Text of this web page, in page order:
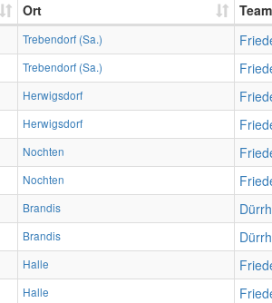
Ort Team
Trebendorf (Sa.)
Trebendorf (Sa.)
Herwigsdorf
Herwigsdorf
Nochten
Nochten
Brandis
Brandis
Halle
Halle